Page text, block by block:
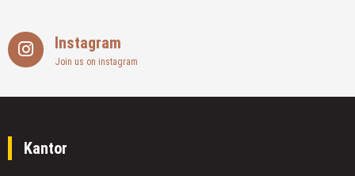
Instagram
Join us on instagram
Kantor